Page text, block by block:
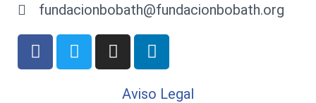
fundacionbobath@fundacionbobath.org
Aviso Legal